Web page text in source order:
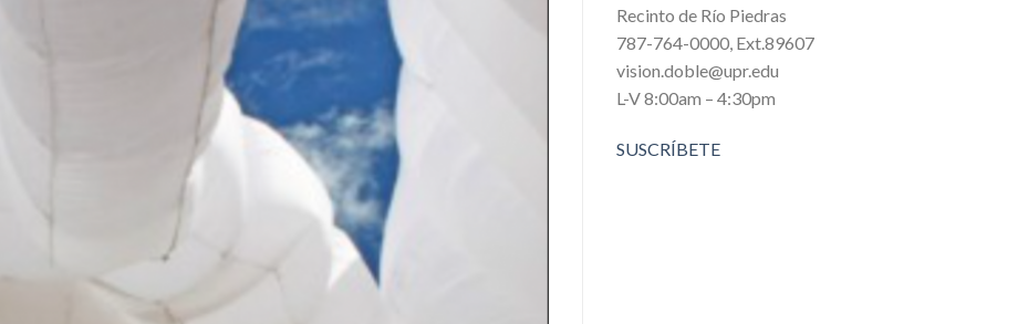
Recinto de Río Piedras
787-764-0000, Ext.89607
vision.doble@upr.edu
L-V 8:00am – 4:30pm
SUSCRÍBETE